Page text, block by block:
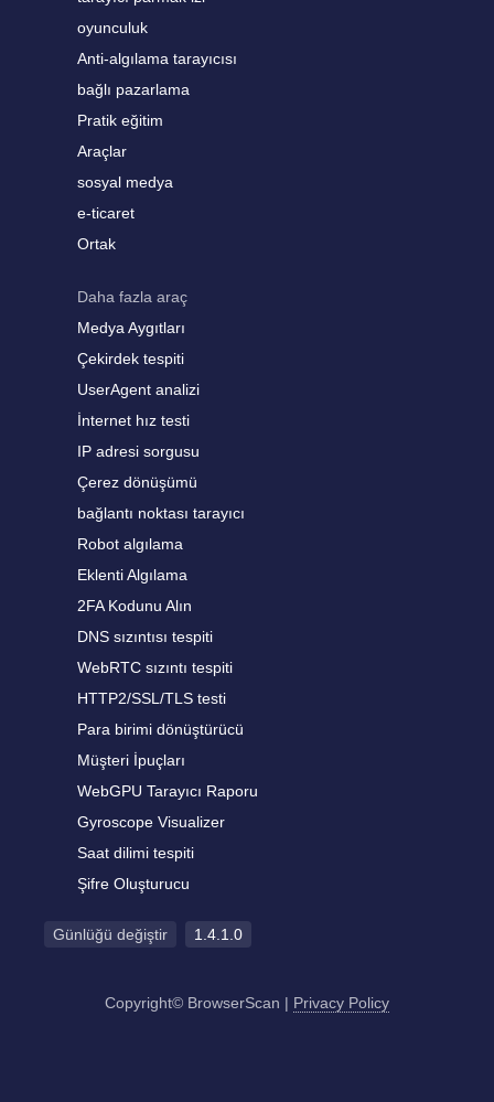
oyunculuk
Anti-algılama tarayıcısı
bağlı pazarlama
Pratik eğitim
Araçlar
sosyal medya
e-ticaret
Ortak
Daha fazla araç
Medya Aygıtları
Çekirdek tespiti
UserAgent analizi
İnternet hız testi
IP adresi sorgusu
Çerez dönüşümü
bağlantı noktası tarayıcı
Robot algılama
Eklenti Algılama
2FA Kodunu Alın
DNS sızıntısı tespiti
WebRTC sızıntı tespiti
HTTP2/SSL/TLS testi
Para birimi dönüştürücü
Müşteri İpuçları
WebGPU Tarayıcı Raporu
Gyroscope Visualizer
Saat dilimi tespiti
Şifre Oluşturucu
Günlüğü değiştir 1.4.1.0
Copyright© BrowserScan | Privacy Policy